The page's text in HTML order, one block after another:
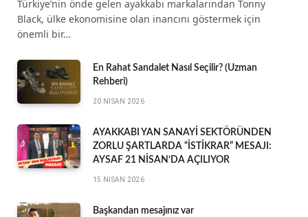
Türkiye’nin önde gelen ayakkabı markalarından Tonny
Black, ülke ekonomisine olan inancını göstermek için
önemli bir…
En Rahat Sandalet Nasıl Seçilir? (Uzman
Rehberi)
20 NISAN 2026
AYAKKABI YAN SANAYİ SEKTÖRÜNDEN
ZORLU ŞARTLARDA “İSTİKRAR” MESAJI:
AYSAF 21 NİSAN’DA AÇILIYOR
15 NISAN 2026
Başkandan mesajınız var